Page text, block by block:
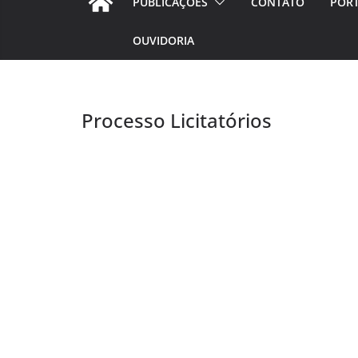
OUVIDORIA
Processo Licitatórios